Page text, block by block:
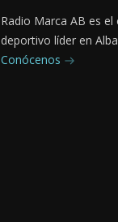
Radio Marca AB es el
deportivo líder en
Conócenos